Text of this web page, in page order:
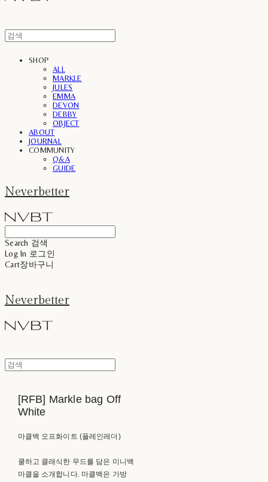
SHOP
ALL
MARKLE
JULES
EMMA
DEVON
DEBBY
OBJECT
ABOUT
JOURNAL
COMMUNITY
Q&A
GUIDE
Neverbetter
Search 검색
Log In 로그인
Cart장바구니
Neverbetter
[RFB] Markle bag Off
White
마클백 오프화이트 (플레인레더)
쿨하고 클래식한 무드를 담은 미니백
마클을 소개합니다. 마클백은 가방